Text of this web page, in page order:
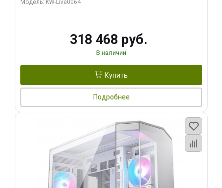
Модель: KW-Live0064
318 468 руб.
В наличии
Купить
Подробнее